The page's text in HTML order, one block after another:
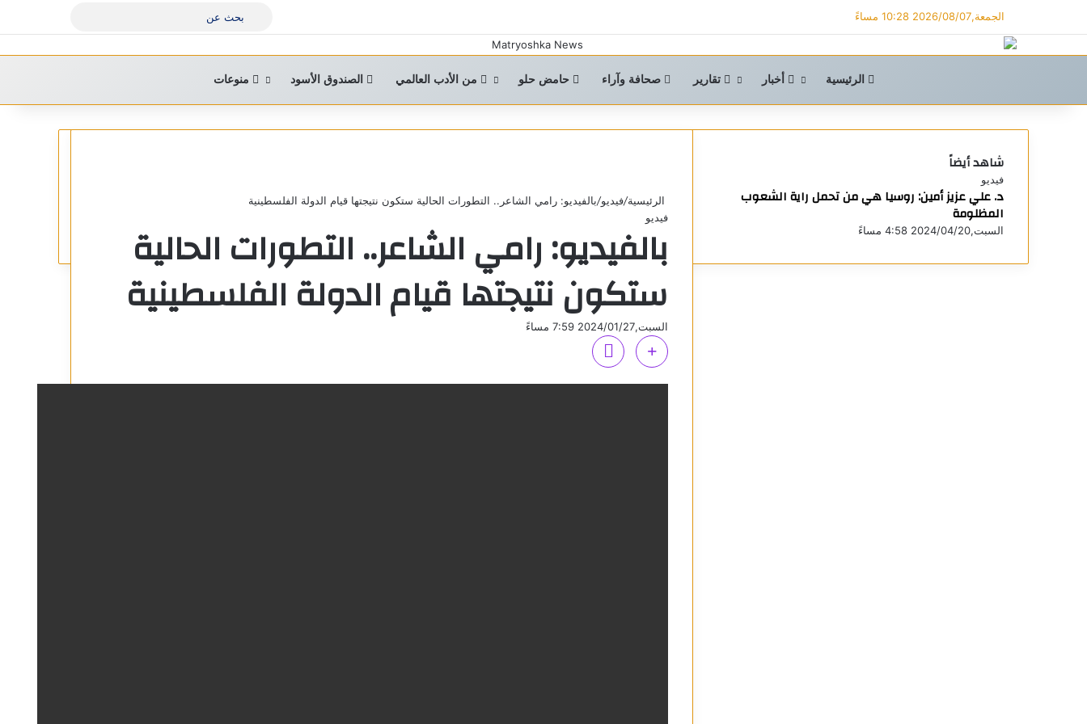
الجمعة,2026/08/07 10:28 مساءً
بحث
الرئيسية أخبار تقارير صحافة وآراء حامض حلو من الأدب العالمي الصندوق الأسود منوعات
الرئيسية/فيديو/بالفيديو: رامي الشاعر.. التطورات الحالية ستكون نتيجتها قيام الدولة الفلسطينية
فيديو
بالفيديو: رامي الشاعر.. التطورات الحالية
ستكون نتيجتها قيام الدولة الفلسطينية
السبت,2024/01/27 7:59 مساءً
شاهد أيضاً
إ
غ
ل
ا
فيديو
د. علي عزيز أمين: روسيا هي من تحمل راية الشعوب
المظلومة
السبت,2024/04/20 4:58 مساءً